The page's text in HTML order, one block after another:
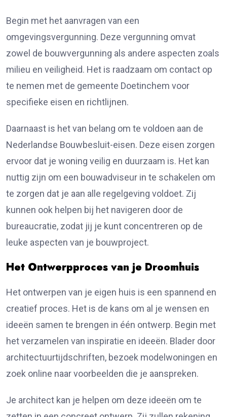
Begin met het aanvragen van een
omgevingsvergunning. Deze vergunning omvat
zowel de bouwvergunning als andere aspecten zoals
milieu en veiligheid. Het is raadzaam om contact op
te nemen met de gemeente Doetinchem voor
specifieke eisen en richtlijnen.
Daarnaast is het van belang om te voldoen aan de
Nederlandse Bouwbesluit-eisen. Deze eisen zorgen
ervoor dat je woning veilig en duurzaam is. Het kan
nuttig zijn om een bouwadviseur in te schakelen om
te zorgen dat je aan alle regelgeving voldoet. Zij
kunnen ook helpen bij het navigeren door de
bureaucratie, zodat jij je kunt concentreren op de
leuke aspecten van je bouwproject.
Het Ontwerpproces van je Droomhuis
Het ontwerpen van je eigen huis is een spannend en
creatief proces. Het is de kans om al je wensen en
ideeën samen te brengen in één ontwerp. Begin met
het verzamelen van inspiratie en ideeën. Blader door
architectuurtijdschriften, bezoek modelwoningen en
zoek online naar voorbeelden die je aanspreken.
Je architect kan je helpen om deze ideeën om te